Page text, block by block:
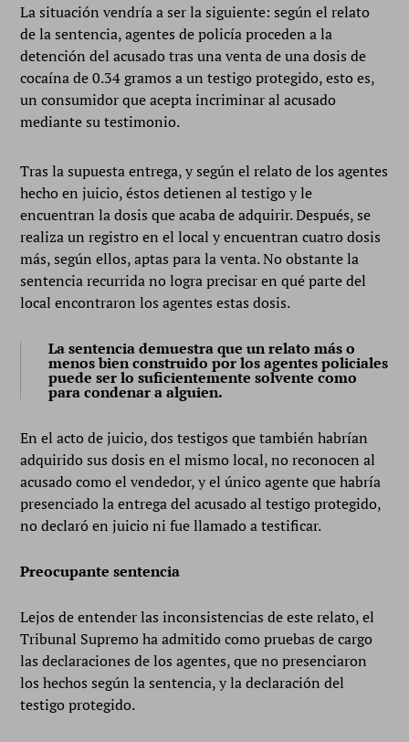
La situación vendría a ser la siguiente: según el relato
de la sentencia, agentes de policía proceden a la
detención del acusado tras una venta de una dosis de
cocaína de 0.34 gramos a un testigo protegido, esto es,
un consumidor que acepta incriminar al acusado
mediante su testimonio.
Tras la supuesta entrega, y según el relato de los agentes
hecho en juicio, éstos detienen al testigo y le
encuentran la dosis que acaba de adquirir. Después, se
realiza un registro en el local y encuentran cuatro dosis
más, según ellos, aptas para la venta. No obstante la
sentencia recurrida no logra precisar en qué parte del
local encontraron los agentes estas dosis.
La sentencia demuestra que un relato más o
menos bien construido por los agentes policiales
puede ser lo suficientemente solvente como
para condenar a alguien.
En el acto de juicio, dos testigos que también habrían
adquirido sus dosis en el mismo local, no reconocen al
acusado como el vendedor, y el único agente que habría
presenciado la entrega del acusado al testigo protegido,
no declaró en juicio ni fue llamado a testificar.
Preocupante sentencia
Lejos de entender las inconsistencias de este relato, el
Tribunal Supremo ha admitido como pruebas de cargo
las declaraciones de los agentes, que no presenciaron
los hechos según la sentencia, y la declaración del
testigo protegido.